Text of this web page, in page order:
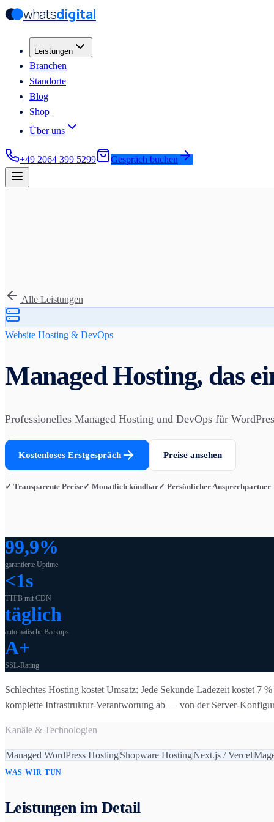
Zum Hauptinhalt springen
Zum Hauptinhalt springen
whatsdigital
Leistungen
Branchen
Standorte
Blog
Shop
Über uns
+49 2064 399 5299 Gespräch buchen
Alle Leistungen
Website Hosting & DevOps
Managed Hosting, das
Professionelles Managed Hosting und DevOps für
Kostenloses Erstgespräch Preise ansehen
✓ Transparente Preise✓ Monatlich kündbar✓ Persönlicher Ansprechpartner
99,9%
garantierte Uptime
<1s
TTFB mit CDN
täglich
automatische Backups
A+
SSL-Rating
Schlechtes Hosting kostet Umsatz: Jede Sekunde Ladezeit kostet 7
komplette Infrastruktur-Verantwortung ab — von der Server-
Kanäle & Technologien
Managed WordPress HostingShopware HostingNext.js / Vercel
WAS WIR TUN
Leistungen im Detail